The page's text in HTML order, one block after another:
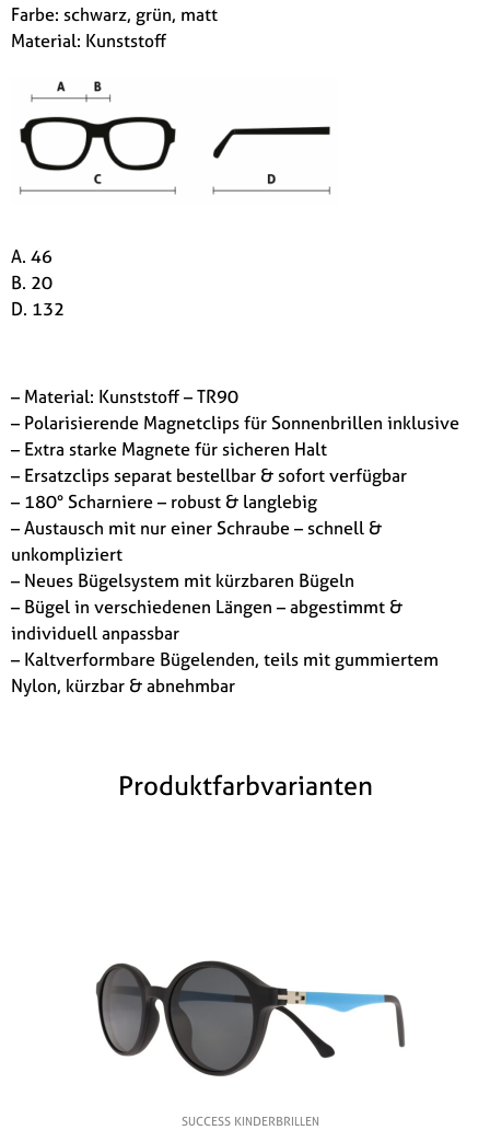
Farbe: schwarz, grün, matt
Material: Kunststoff
A. 46
B. 20
D. 132
– Material: Kunststoff – TR90
– Polarisierende Magnetclips für Sonnenbrillen inklusive
– Extra starke Magnete für sicheren Halt
– Ersatzclips separat bestellbar & sofort verfügbar
– 180° Scharniere – robust & langlebig
– Austausch mit nur einer Schraube – schnell &
unkompliziert
– Neues Bügelsystem mit kürzbaren Bügeln
– Bügel in verschiedenen Längen – abgestimmt &
individuell anpassbar
– Kaltverformbare Bügelenden, teils mit gummiertem
Nylon, kürzbar & abnehmbar
Produktfarbvarianten
SUCCESS KINDERBRILLEN